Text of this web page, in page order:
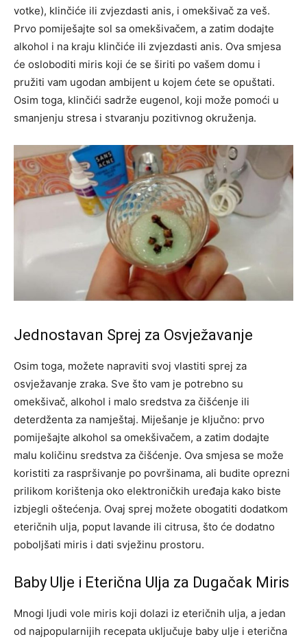
votke), klinčiće ili zvjezdasti anis, i omekšivač za veš.
Prvo pomiješajte sol sa omekšivačem, a zatim dodajte
alkohol i na kraju klinčiće ili zvjezdasti anis. Ova smjesa
će osloboditi miris koji će se širiti po vašem domu i
pružiti vam ugodan ambijent u kojem ćete se opuštati.
Osim toga, klinčići sadrže eugenol, koji može pomoći u
smanjenju stresa i stvaranju pozitivnog okruženja.
Jednostavan Sprej za Osvježavanje
Osim toga, možete napraviti svoj vlastiti sprej za
osvježavanje zraka. Sve što vam je potrebno su
omekšivač, alkohol i malo sredstva za čišćenje ili
deterdženta za namještaj. Miješanje je ključno: prvo
pomiješajte alkohol sa omekšivačem, a zatim dodajte
malu količinu sredstva za čišćenje. Ova smjesa se može
koristiti za raspršivanje po površinama, ali budite oprezni
prilikom korištenja oko elektroničkih uređaja kako biste
izbjegli oštećenja. Ovaj sprej možete obogatiti dodatkom
eteričnih ulja, poput lavande ili citrusa, što će dodatno
poboljšati miris i dati svježinu prostoru.
Baby Ulje i Eterična Ulja za Dugačak Miris
Mnogi ljudi vole miris koji dolazi iz eteričnih ulja, a jedan
od najpopularnijih recepata uključuje baby ulje i eterična